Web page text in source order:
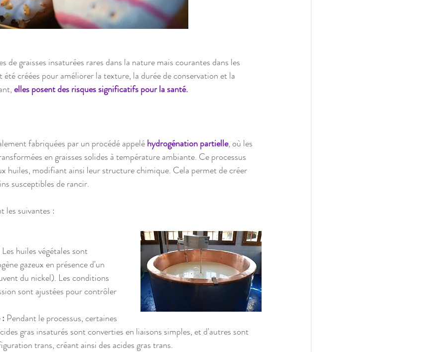
de graisses insaturées rares dans la nature mais courantes dans les
créées pour améliorer la texture, la durée de conservation et la
elles posent des risques significatifs pour la santé.
fabriquées par un procédé appelé hydrogénation partielle, où les
en graisses solides à température ambiante. Ce processus
huiles, modifiant ainsi leur structure chimique. Cela permet de créer
susceptibles de rancir.
les suivantes :
Les huiles végétales sont
gazeux en présence d'un
du nickel). Les conditions
sont ajustées pour contrôler
Pendant le processus, certaines
gras insaturés sont converties en liaisons simples, et d'autres sont
trans, créant ainsi des acides gras trans.